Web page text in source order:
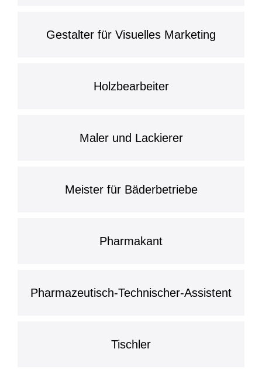
Gestalter für Visuelles Marketing
Holzbearbeiter
Maler und Lackierer
Meister für Bäderbetriebe
Pharmakant
Pharmazeutisch-Technischer-Assistent
Tischler